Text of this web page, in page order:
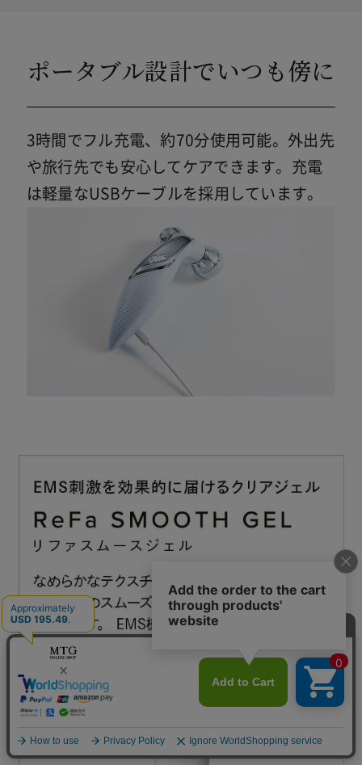
ポータブル設計でいつも傍に
3時間でフル充電、約70分使用可能。外出先
や旅行先でも安心してケアできます。充電
は軽量なUSBケーブルを採用しています。